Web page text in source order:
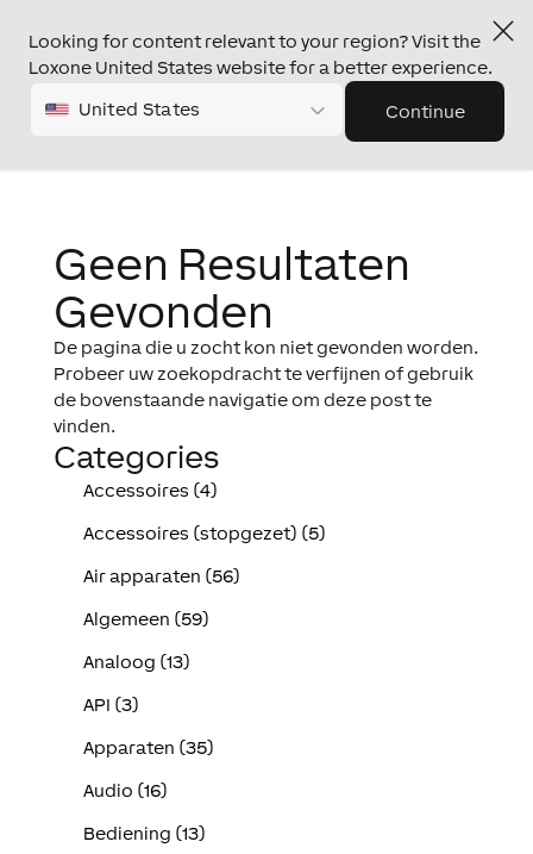
Looking for content relevant to your region? Visit the
Loxone United States website for a better experience.
United States Continue
Geen Resultaten
Gevonden
De pagina die u zocht kon niet gevonden worden.
Probeer uw zoekopdracht te verfijnen of gebruik
de bovenstaande navigatie om deze post te
vinden.
Categories
Accessoires (4)
Accessoires (stopgezet) (5)
Air apparaten (56)
Algemeen (59)
Analoog (13)
API (3)
Apparaten (35)
Audio (16)
Bediening (13)